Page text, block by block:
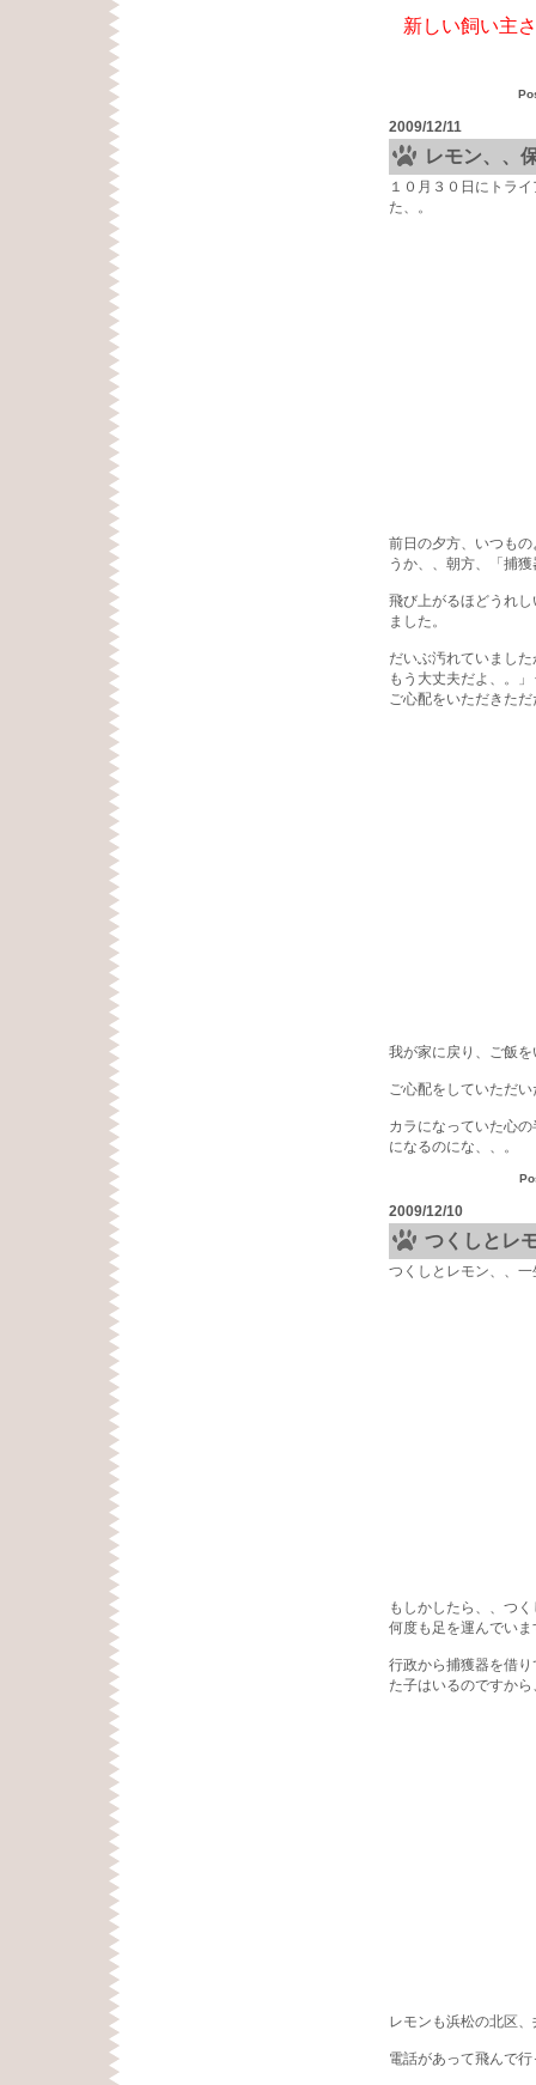
新しい飼い主
2009/12/11
レモン、、
１０月３０日にトラ
た、。
前日の夕方、いつも
うか、、朝方、「捕
飛び上がるほどうれ
ました。
だいぶ汚れていまし
もう大丈夫だよ、。
ご心配をいただきた
我が家に戻り、ご飯
ご心配をしていただ
カラになっていた心
になるのにな、、。
2009/12/10
つくしとレ
つくしとレモン、、
もしかしたら、、つ
何度も足を運んでい
行政から捕獲器を借
た子はいるのですから
レモンも浜松の北区
電話があって飛んで